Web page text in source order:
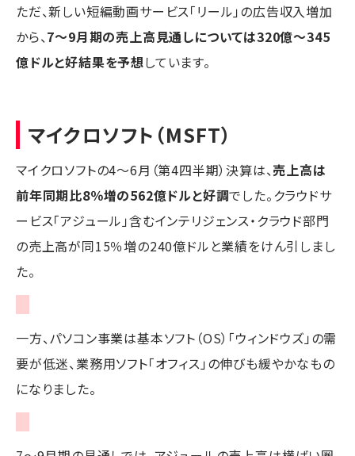
ただ、新しい短編動画サービス「リール」の広告収入増加
から、7～9月期の売上高見通しについては320億～345
億ドルと好結果を予想しています。
マイクロソフト（MSFT）
マイクロソフトの4～6月（第4四半期）決算は、売上高は
前年同期比8％増の562億ドルと好調でした。クラウドサ
ービス「アジュール」含むインテリジェンス・クラウド部門
の売上高が同15％増の240億ドルと業績をけん引しまし
た。
一方、パソコン事業は基本ソフト（OS）「ウィンドウズ」の需
要が低迷、業務用ソフト「オフィス」の伸びも緩やかなもの
になりました。